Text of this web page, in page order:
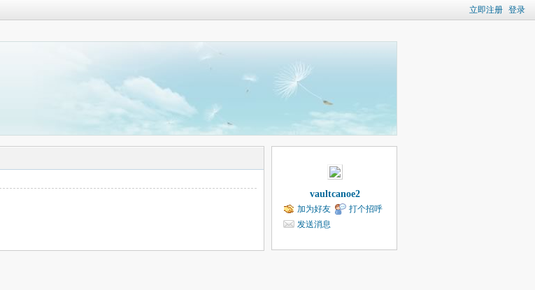
立即注册 登录
vaultcanoe2
加为好友
打个招呼
发送消息